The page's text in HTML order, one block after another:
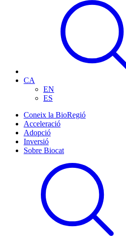
CA
EN
ES
Coneix la BioRegió
Acceleració
Adopció
Inversió
Sobre Biocat